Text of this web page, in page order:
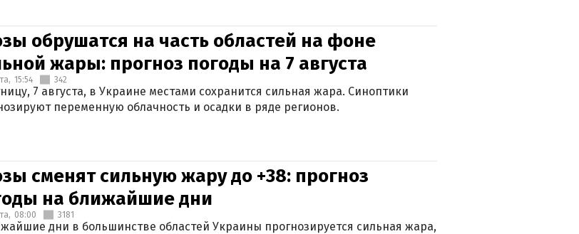
обрушатся на часть областей на фоне
жары: прогноз погоды на 7 августа
15:54 342
7 августа, в Украине местами сохранится сильная жара. Синоптики
переменную облачность и осадки в ряде регионов.
сменят сильную жару до +38: прогноз
на ближайшие дни
08:00 3181
дни в большинстве областей Украины прогнозируется сильная жара,